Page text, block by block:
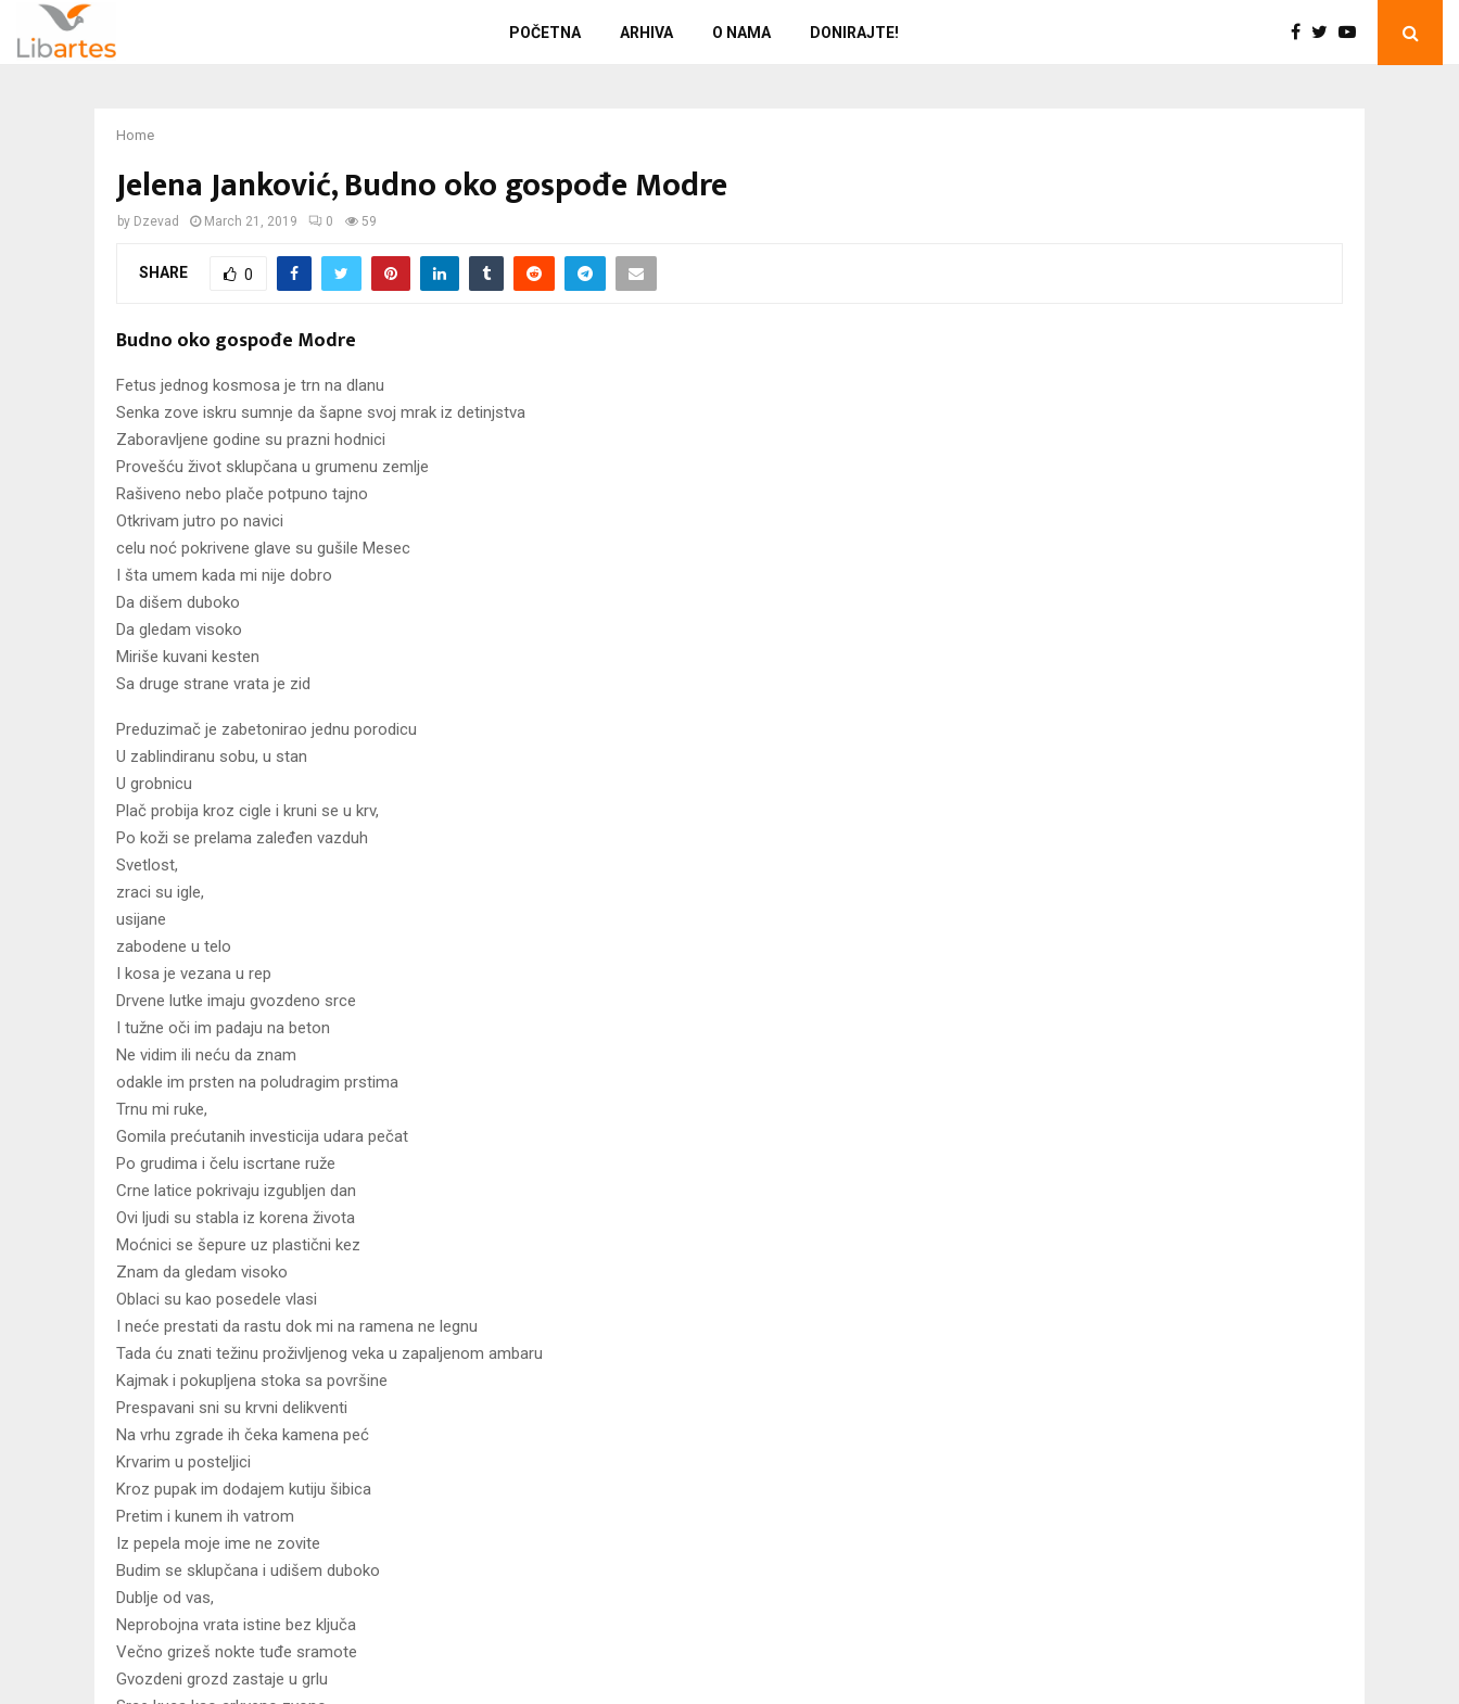
POČETNA ARHIVA O NAMA DONIRAJTE!
Home
Jelena Janković, Budno oko gospođe Modre
by Dzevad March 21, 2019 0 59
SHARE 0
Budno oko gospođe Modre
Fetus jednog kosmosa je trn na dlanu
Senka zove iskru sumnje da šapne svoj mrak iz detinjstva
Zaboravljene godine su prazni hodnici
Provešću život sklupčana u grumenu zemlje
Rašiveno nebo plače potpuno tajno
Otkrivam jutro po navici
celu noć pokrivene glave su gušile Mesec
I šta umem kada mi nije dobro
Da dišem duboko
Da gledam visoko
Miriše kuvani kesten
Sa druge strane vrata je zid
Preduzimač je zabetonirao jednu porodicu
U zablindiranu sobu, u stan
U grobnicu
Plač probija kroz cigle i kruni se u krv,
Po koži se prelama zaleđen vazduh
Svetlost,
zraci su igle,
usijane
zabodene u telo
I kosa je vezana u rep
Drvene lutke imaju gvozdeno srce
I tužne oči im padaju na beton
Ne vidim ili neću da znam
odakle im prsten na poludragim prstima
Trnu mi ruke,
Gomila prećutanih investicija udara pečat
Po grudima i čelu iscrtane ruže
Crne latice pokrivaju izgubljen dan
Ovi ljudi su stabla iz korena života
Moćnici se šepure uz plastični kez
Znam da gledam visoko
Oblaci su kao posedele vlasi
I neće prestati da rastu dok mi na ramena ne legnu
Tada ću znati težinu proživljenog veka u zapaljenom ambaru
Kajmak i pokupljena stoka sa površine
Prespavani sni su krvni delikventi
Na vrhu zgrade ih čeka kamena peć
Krvarim u posteljici
Kroz pupak im dodajem kutiju šibica
Pretim i kunem ih vatrom
Iz pepela moje ime ne zovite
Budim se sklupčana i udišem duboko
Dublje od vas,
Neprobojna vrata istine bez ključa
Večno grizeš nokte tuđe sramote
Gvozdeni grozd zastaje u grlu